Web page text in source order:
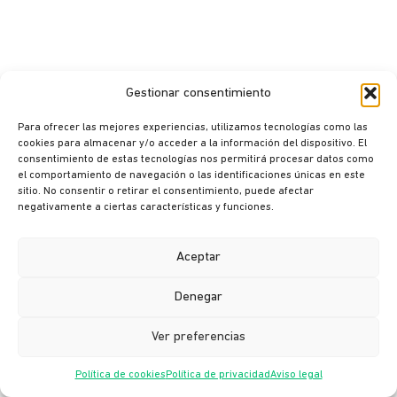
Gestionar consentimiento
Para ofrecer las mejores experiencias, utilizamos tecnologías como las
cookies para almacenar y/o acceder a la información del dispositivo. El
consentimiento de estas tecnologías nos permitirá procesar datos como
el comportamiento de navegación o las identificaciones únicas en este
sitio. No consentir o retirar el consentimiento, puede afectar
negativamente a ciertas características y funciones.
Aceptar
Denegar
Ver preferencias
Política de cookies Política de privacidadAviso legal
© Ikusi 2026
Aviso legal
Política de cookies
Canal ético